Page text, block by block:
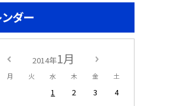
ダー
2014年1月
月 火 水 木 金 土
1 2 3
4